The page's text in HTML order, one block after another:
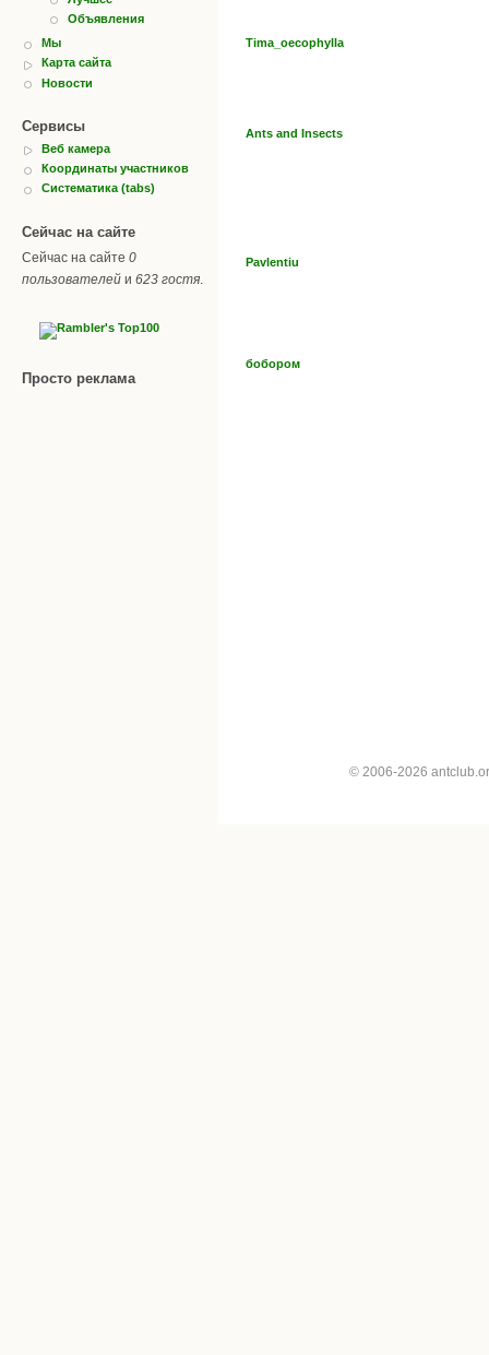
Объявления
Мы
Карта сайта
Новости
Сервисы
Веб камера
Координаты участников
Систематика (tabs)
Сейчас на сайте
Сейчас на сайте 0
пользователей и 623 гостя
Просто реклама
Tima_oecophylla
Ants and Insects
Pavlentiu
бобором
© 2006-2026